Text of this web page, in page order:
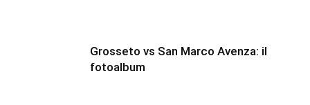
Grosseto vs San Marco Avenza: il
fotoalbum